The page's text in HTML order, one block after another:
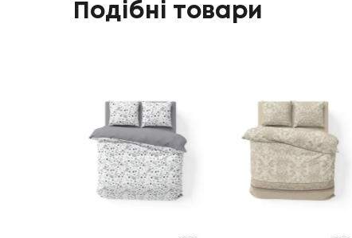
Подібні товари